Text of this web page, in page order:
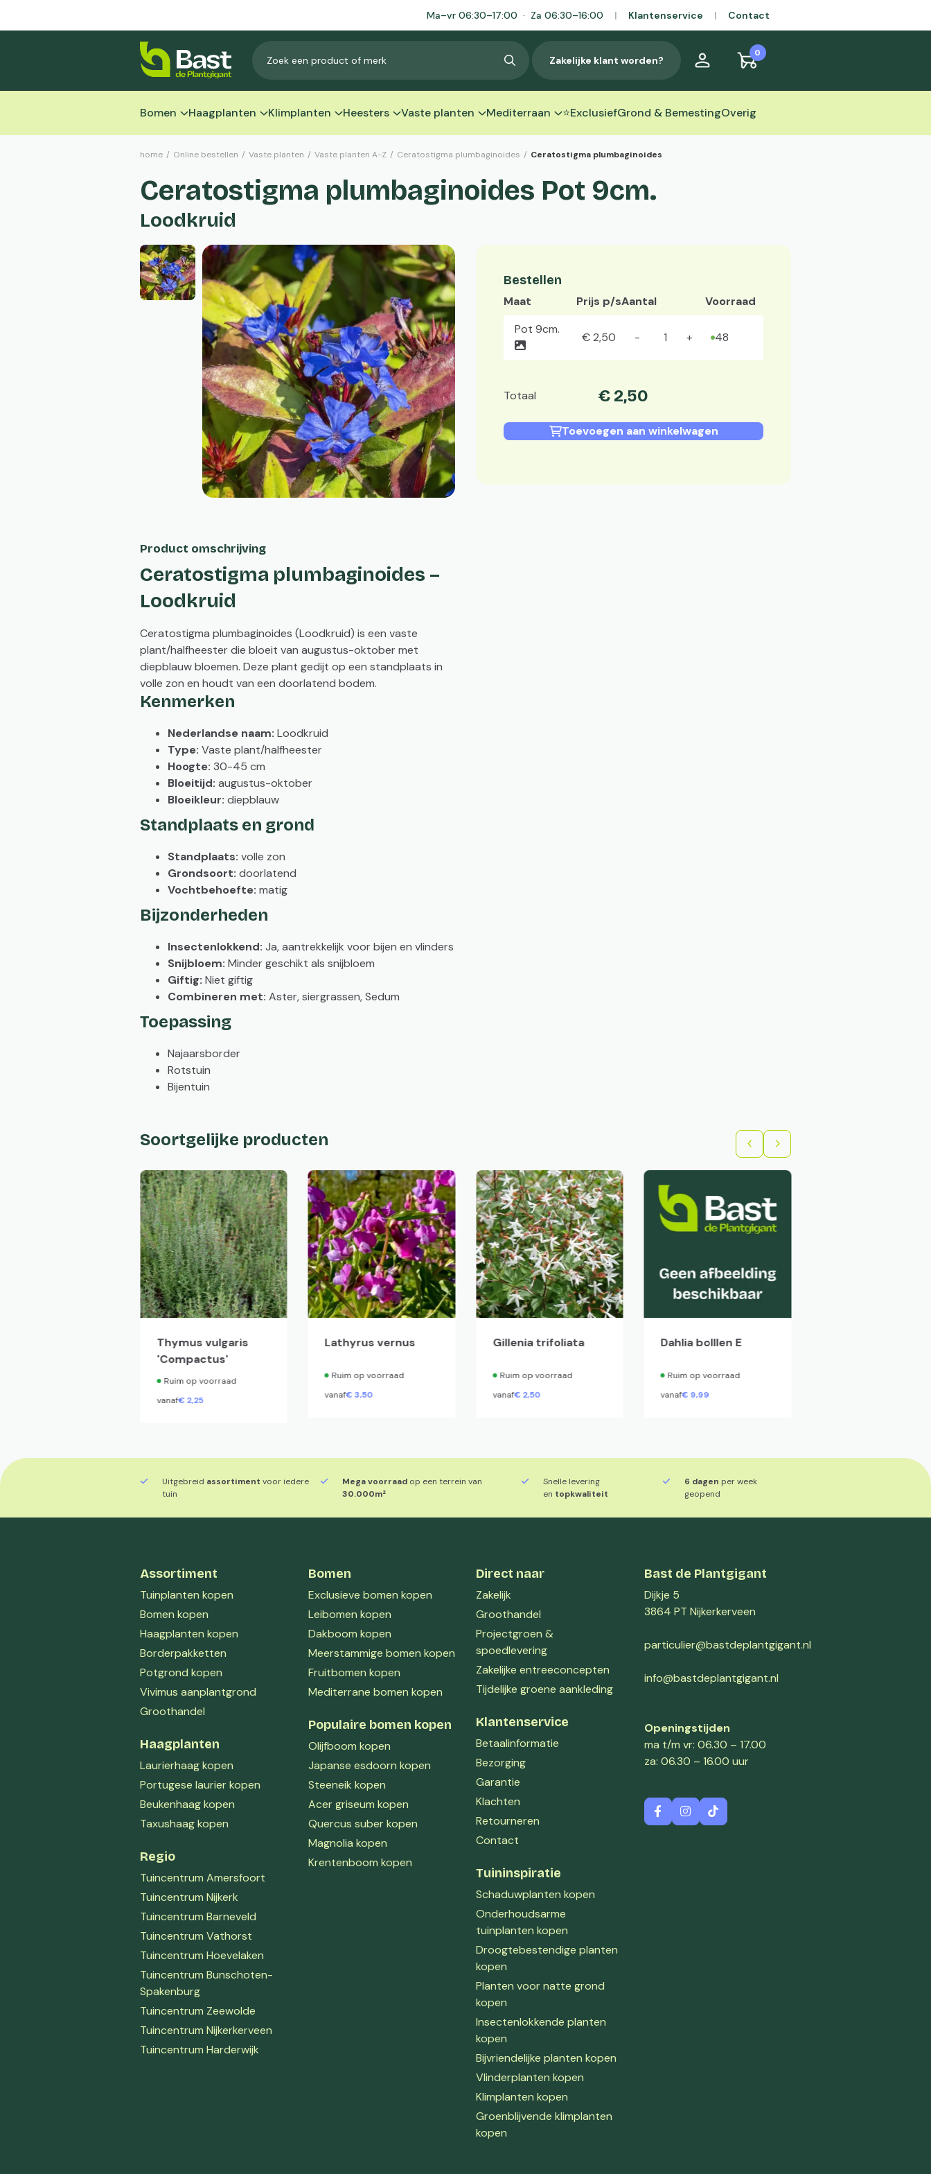
Ma–vr 06:30–17:00 · Za 06:30–16:00 | Klantenservice | Contact
Zakelijke klant worden?
0
Bomen Haagplanten Klimplanten Heesters Vaste planten Mediterraan ⭐ExclusiefGrond & BemestingOverig
home / Online bestellen / Vaste planten / Vaste planten A-Z / Ceratostigma plumbaginoides / Ceratostigma plumbaginoides
Ceratostigma plumbaginoides Pot 9cm.
Loodkruid
Bestellen
Maat Prijs p/sAantal
Voorraad
Pot 9cm.
€2,50 48
Totaal € 2,50
Toevoegen aan winkelwagen
Product omschrijving
Ceratostigma plumbaginoides –
Loodkruid
Ceratostigma plumbaginoides (Loodkruid) is een vaste
plant/halfheester die bloeit van augustus-oktober met
diepblauw bloemen. Deze plant gedijt op een standplaats in
volle zon en houdt van een doorlatend bodem.
Kenmerken
Nederlandse naam: Loodkruid
Type: Vaste plant/halfheester
Hoogte: 30-45 cm
Bloeitijd: augustus-oktober
Bloeikleur: diepblauw
Standplaats en grond
Standplaats: volle zon
Grondsoort: doorlatend
Vochtbehoefte: matig
Bijzonderheden
Insectenlokkend: Ja, aantrekkelijk voor bijen en vlinders
Snijbloem: Minder geschikt als snijbloem
Giftig: Niet giftig
Combineren met: Aster, siergrassen, Sedum
Toepassing
Najaarsborder
Rotstuin
Bijentuin
Soortgelijke producten
Thymus vulgaris
'Compactus'
Ruim op voorraad
vanaf€ 2,25
Lathyrus vernus
Ruim op voorraad
vanaf€3,50
Gillenia trifoliata
Ruim op voorraad
vanaf€ 2,50
Dahlia bolllen E
Ruim op voorraad
vanaf€ 9,99
Uitgebreid assortiment voor iedere
tuin
Mega voorraad op een terrein van
30.000m²
Snelle levering
en topkwaliteit
6 dagen per week
geopend
Assortiment
Tuinplanten kopen
Bomen kopen
Haagplanten kopen
Borderpakketten
Potgrond kopen
Vivimus aanplantgrond
Groothandel
Haagplanten
Laurierhaag kopen
Portugese laurier kopen
Beukenhaag kopen
Taxushaag kopen
Regio
Tuincentrum Amersfoort
Tuincentrum Nijkerk
Tuincentrum Barneveld
Tuincentrum Vathorst
Tuincentrum Hoevelaken
Tuincentrum Bunschoten-
Spakenburg
Tuincentrum Zeewolde
Tuincentrum Nijkerkerveen
Tuincentrum Harderwijk
Bomen
Exclusieve bomen kopen
Leibomen kopen
Dakboom kopen
Meerstammige bomen kopen
Fruitbomen kopen
Mediterrane bomen kopen
Populaire bomen kopen
Olijfboom kopen
Japanse esdoorn kopen
Steeneik kopen
Acer griseum kopen
Quercus suber kopen
Magnolia kopen
Krentenboom kopen
Direct naar
Zakelijk
Groothandel
Projectgroen &
spoedlevering
Zakelijke entreeconcepten
Tijdelijke groene aankleding
Klantenservice
Betaalinformatie
Bezorging
Garantie
Klachten
Retourneren
Contact
Tuininspiratie
Schaduwplanten kopen
Onderhoudsarme
tuinplanten kopen
Droogtebestendige planten
kopen
Planten voor natte grond
kopen
Insectenlokkende planten
kopen
Bijvriendelijke planten kopen
Vlinderplanten kopen
Klimplanten kopen
Groenblijvende klimplanten
kopen
Bast de Plantgigant
Dijkje 5
3864 PT Nijkerkerveen
particulier@bastdeplantgigant.nl
info@bastdeplantgigant.nl
Openingstijden
ma t/m vr: 06.30 – 17.00
za: 06.30 – 16.00 uur